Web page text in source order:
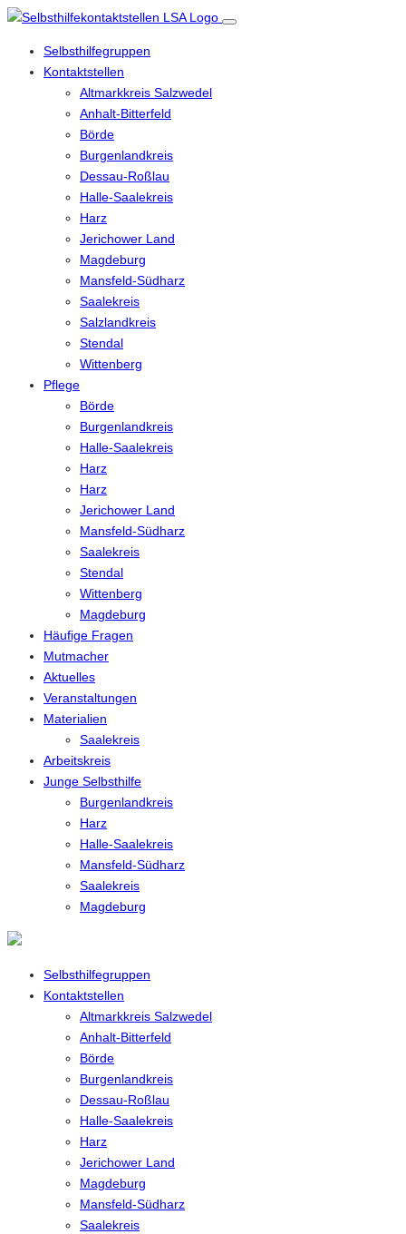
Selbsthilfegruppen
Kontaktstellen
Altmarkkreis Salzwedel
Anhalt-Bitterfeld
Börde
Burgenlandkreis
Dessau-Roßlau
Halle-Saalekreis
Harz
Jerichower Land
Magdeburg
Mansfeld-Südharz
Saalekreis
Salzlandkreis
Stendal
Wittenberg
Pflege
Börde
Burgenlandkreis
Halle-Saalekreis
Harz
Harz
Jerichower Land
Mansfeld-Südharz
Saalekreis
Stendal
Wittenberg
Magdeburg
Häufige Fragen
Mutmacher
Aktuelles
Veranstaltungen
Materialien
Saalekreis
Arbeitskreis
Junge Selbsthilfe
Burgenlandkreis
Harz
Halle-Saalekreis
Mansfeld-Südharz
Saalekreis
Magdeburg
Selbsthilfegruppen
Kontaktstellen
Altmarkkreis Salzwedel
Anhalt-Bitterfeld
Börde
Burgenlandkreis
Dessau-Roßlau
Halle-Saalekreis
Harz
Jerichower Land
Magdeburg
Mansfeld-Südharz
Saalekreis